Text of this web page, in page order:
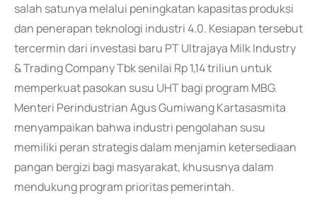
salah satunya melalui peningkatan kapasitas produksi
dan penerapan teknologi industri 4.0. Kesiapan tersebut
tercermin dari investasi baru PT Ultrajaya Milk Industry
& Trading Company Tbk senilai Rp 1,14 triliun untuk
memperkuat pasokan susu UHT bagi program MBG.
Menteri Perindustrian Agus Gumiwang Kartasasmita
menyampaikan bahwa industri pengolahan susu
memiliki peran strategis dalam menjamin ketersediaan
pangan bergizi bagi masyarakat, khususnya dalam
mendukung program prioritas pemerintah.